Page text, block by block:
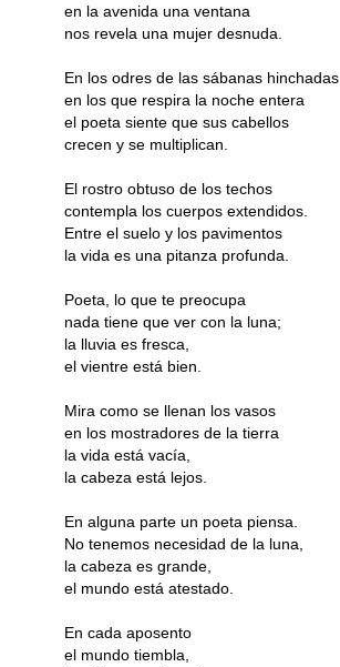
en la avenida una ventana
nos revela una mujer desnuda.
En los odres de las sábanas hinchadas
en los que respira la noche entera
el poeta siente que sus cabellos
crecen y se multiplican.
El rostro obtuso de los techos
contempla los cuerpos extendidos.
Entre el suelo y los pavimentos
la vida es una pitanza profunda.
Poeta, lo que te preocupa
nada tiene que ver con la luna;
la lluvia es fresca,
el vientre está bien.
Mira como se llenan los vasos
en los mostradores de la tierra
la vida está vacía,
la cabeza está lejos.
En alguna parte un poeta piensa.
No tenemos necesidad de la luna,
la cabeza es grande,
el mundo está atestado.
En cada aposento
el mundo tiembla,